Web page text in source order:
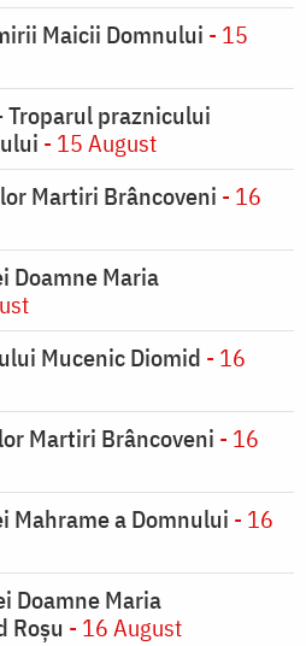
Maicii Domnului - 15
Troparul praznicului
- 15 August
Martiri Brâncoveni - 16
Doamne Maria
Mucenic Diomid - 16
Martiri Brâncoveni - 16
Mahrame a Domnului - 16
Doamne Maria
Roșu - 16 August